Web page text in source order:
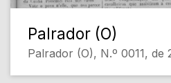
Palrador (O)
Palrador (O), N.º 0011, de